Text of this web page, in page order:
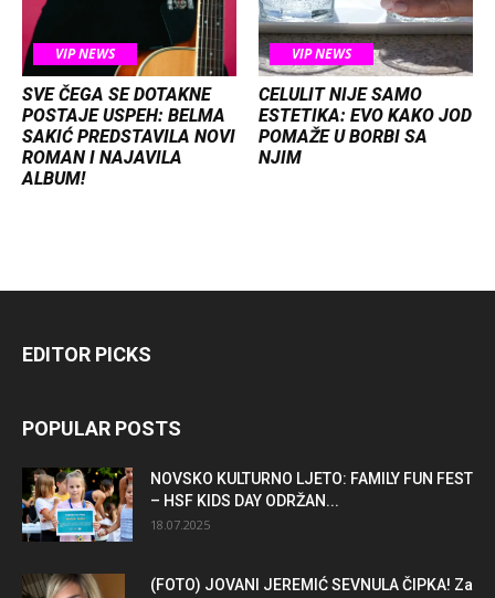
VIP NEWS
SVE ČEGA SE DOTAKNE
POSTAJE USPEH: BELMA
SAKIĆ PREDSTAVILA NOVI
ROMAN I NAJAVILA
ALBUM!
VIP NEWS
CELULIT NIJE SAMO
ESTETIKA: EVO KAKO JOD
POMAŽE U BORBI SA
NJIM
EDITOR PICKS
POPULAR POSTS
NOVSKO KULTURNO LJETO: FAMILY FUN FEST
– HSF KIDS DAY ODRŽAN...
18.07.2025
(FOTO) JOVANI JEREMIĆ SEVNULA ČIPKA! Za